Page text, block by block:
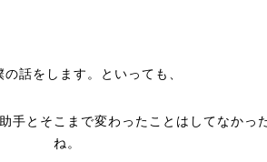
の話をします。といっても、
手とそこまで変わったことはしてなかっ
ね。